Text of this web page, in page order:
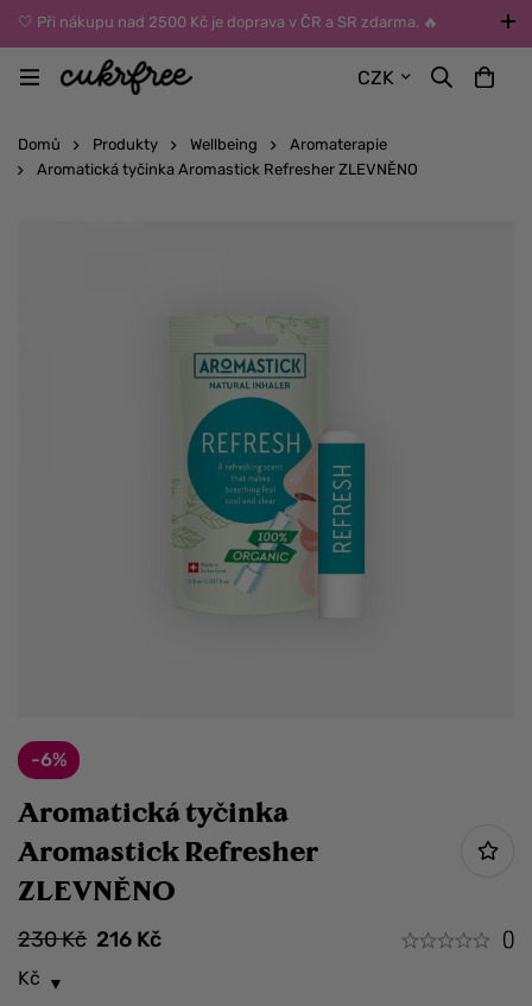
🤍 Při nákupu nad 2500 Kč je doprava v ČR a SR zdarma. 🔥
UPOZORNĚNÍ: Během léta vybírejte dopravu kurýrem nebo do Z-
BOXů umístěných uvnitř budov. Reklamace zboží způsobené
CZK
Domů Produkty Wellbeing
Aromaterapie
Aromatická tyčinka Aromastick Refresher ZLEVNĚNO
-6%
Aromatická tyčinka
Aromastick Refresher
ZLEVNĚNO
230Kč 216 Kč
()
Kč